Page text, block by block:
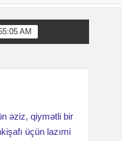
Mərkəzinin
AM
əziz, qiymətli bir
üçün lazımi